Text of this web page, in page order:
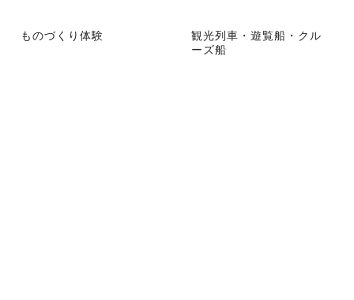
ものづくり体験
観光列車・遊覧船・クル
ーズ船